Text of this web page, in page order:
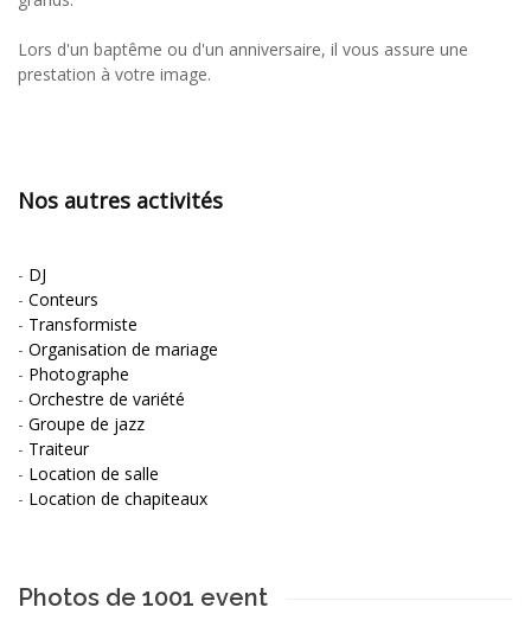
Lors d'un baptême ou d'un anniversaire, il vous assure une
prestation à votre image.
Nos autres activités
- DJ
- Conteurs
- Transformiste
- Organisation de mariage
- Photographe
- Orchestre de variété
- Groupe de jazz
- Traiteur
- Location de salle
- Location de chapiteaux
Photos de 1001 event